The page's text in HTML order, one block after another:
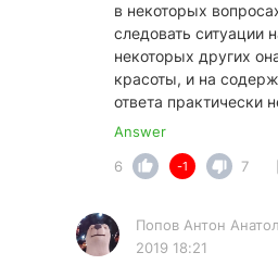
в некоторых
следовать ситуации
некоторых других
красоты, и на
ответа практически
Answer
6
-1 7
Попов Антон
2019 18:21